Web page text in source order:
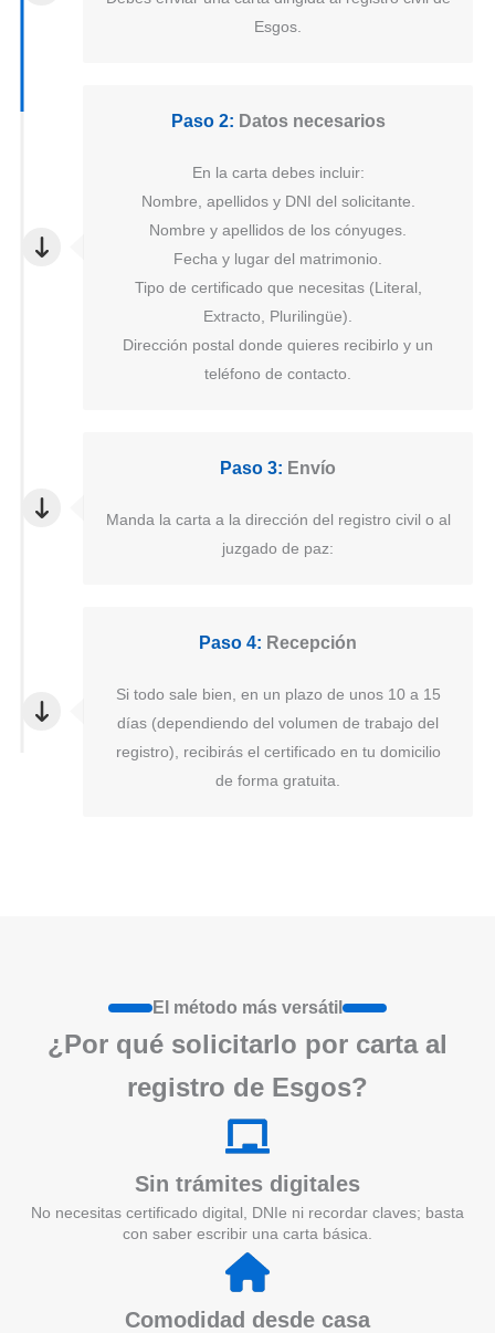
Esgos.
Paso 2: Datos necesarios
En la carta debes incluir:
Nombre, apellidos y DNI del solicitante.
Nombre y apellidos de los cónyuges.
Fecha y lugar del matrimonio.
Tipo de certificado que necesitas (Literal,
Extracto, Plurilingüe).
Dirección postal donde quieres recibirlo y un
teléfono de contacto.
Paso 3: Envío
Manda la carta a la dirección del registro civil o al
juzgado de paz:
Paso 4: Recepción
Si todo sale bien, en un plazo de unos 10 a 15
días (dependiendo del volumen de trabajo del
registro), recibirás el certificado en tu domicilio
de forma gratuita.
El método más versátil
¿Por qué solicitarlo por carta al
registro de Esgos?
Sin trámites digitales
No necesitas certificado digital, DNIe ni recordar claves; basta
con saber escribir una carta básica.
Comodidad desde casa